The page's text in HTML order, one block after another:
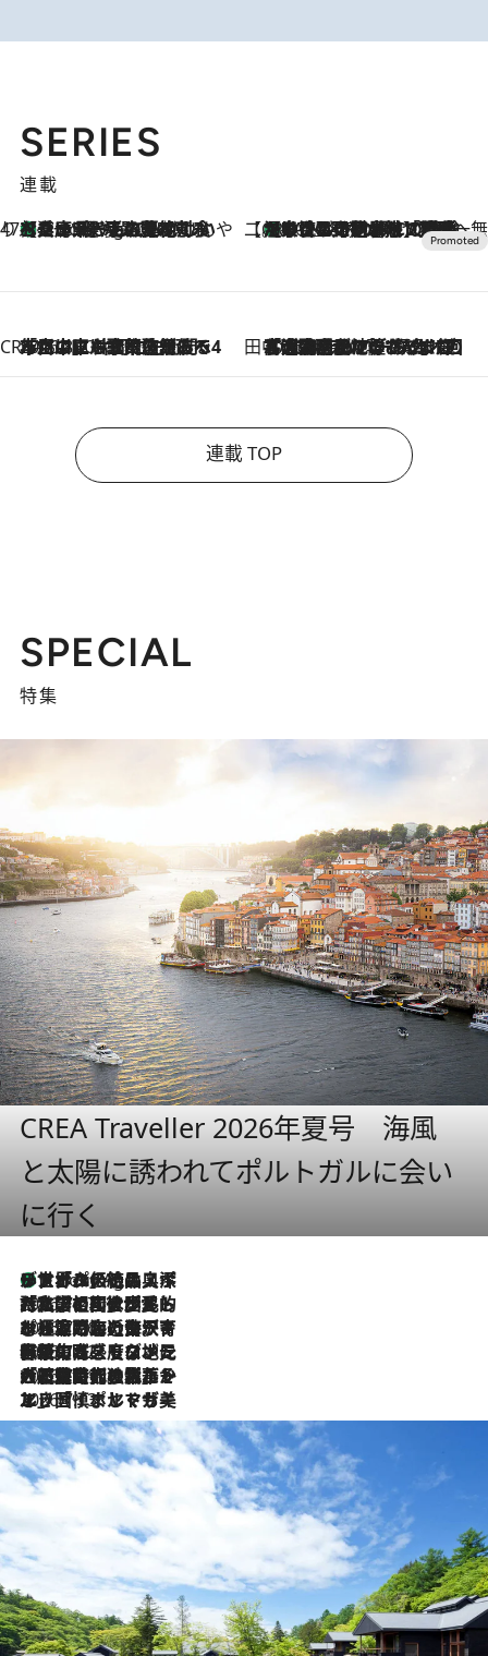
SERIES
連載
47都道府県の手みやげ ひんやりスイーツで夏を満喫
1 Hour Ago
【兵庫県】この夏絶対食べたい 冷やしておいしいおやつ3選 淡路島の恵みをジェラートに集約 【CREA×星野リゾート】唯一無二。癒しと発見が待つ場所へ
2026.8.7
【トンボの足水浴】ヒノキの香りに包まれて涼感マックス！約13℃の湧水かけ流しを避暑地「星野温泉 トンボの湯」で体験
CREA'S CHOICE
2026.8.7
「立川にも歌舞伎があるんだよ」 片岡仁左衛門・市川中車ら豪華座組みで4年目の立川立飛歌舞伎へ 田中稲の勝手に再ブーム
2026.8.7
「湘南乃風に憧れて」観客大盛上がりの“タオル回し”に、ラッパー顔負けの高速歌唱まで…さだまさし（74）のアグレッシブすぎる現在地
連載 TOP
SPECIAL
特集
CREA Traveller 2026年夏号 海風
と太陽に誘われてポルトガルに会い
に行く
1 Hour Ago
リスボンの絶品スイーツ「パステル・デ・ナタ」とは？ポルトガル伝統の奥深い世界へ
2026.7.27
「私の祖国はポルトガル語です」国民的詩人フェルナンド・ペソアと、彼が愛した文学の街を歩く
2026.7.26
ポルトガル近海が育む極上の海の幸。キリリと冷えた白ワインと愉しむ、シーフード専門店の贅沢
2026.7.22
伝統の味をモダンに昇華。高感度な地元客が集う、リスボンの最旬ガストロノミー
2026.7.21
大航海時代の栄華から、震災、独裁、そして革命へ。ポルトガル・首都リスボンの石畳に刻まれた「歴史の光と影」
2026.7.13
エッセイ・ヤマザキマリ「慎ましくも美しき国 ポルトガル」